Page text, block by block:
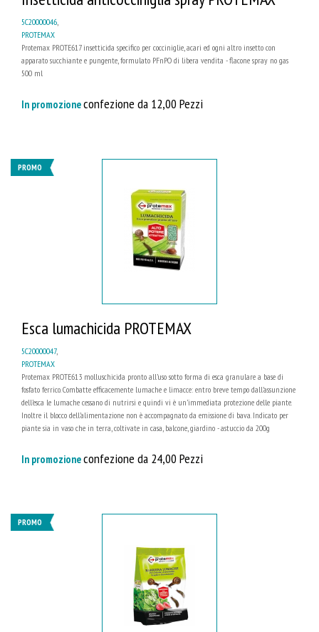
5C20000046
PROTEMAX
Protemax PROTE617 insetticida specifico per cocciniglie, acari ed ogni altro insetto con
apparato succhiante e pungente, formulato PFnPO di libera vendita - flacone spray no gas
500 ml
In promozioneconfezione da 12,00 Pezzi
PROMO
Esca lumachicida PROTEMAX
5C20000047,
PROTEMAX
Protemax PROTE613 molluschicida pronto all’uso sotto forma di esca granulare a base di
fosfato ferrico. Combatte efficacemente lumache e limacce: entro breve tempo dall’assunzione
dell’esca le lumache cessano di nutrirsi e quindi vi è un’immediata protezione delle piante.
Inoltre il blocco dell’alimentazione non è accompagnato da emissione di bava. Indicato per
piante sia in vaso che in terra, coltivate in casa, balcone, giardino - astuccio da 200g
In promozioneconfezione da 24,00 Pezzi
PROMO